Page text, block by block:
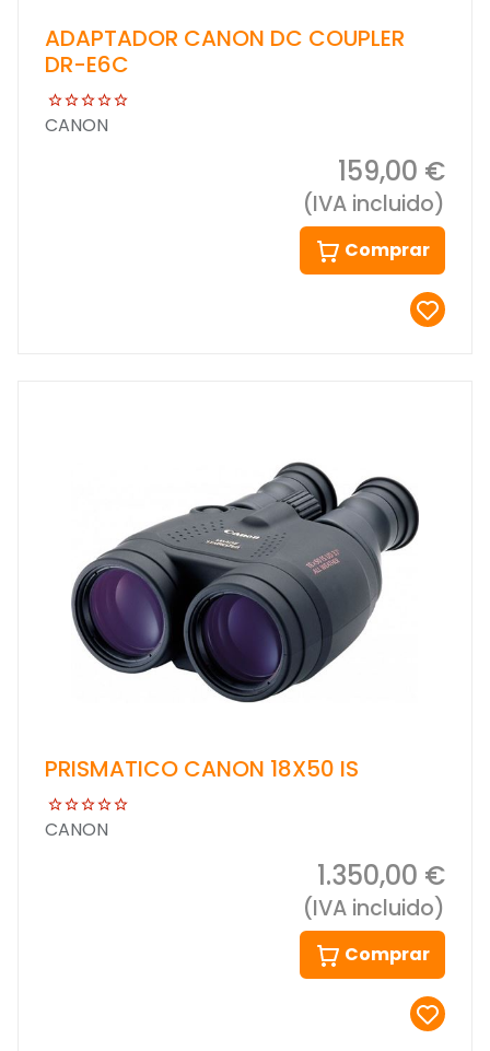
ADAPTADOR CANON DC COUPLER
DR-E6C
CANON
159,00 €
(IVA incluido)
Comprar
PRISMATICO CANON 18X50 IS
CANON
1.350,00 €
(IVA incluido)
Comprar